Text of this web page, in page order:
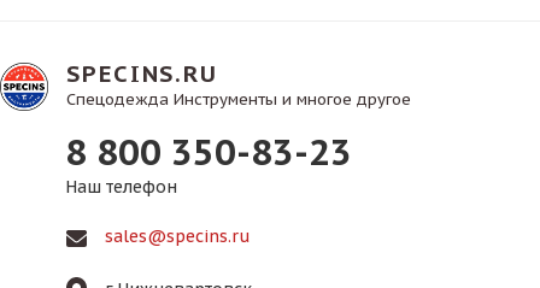
SPECINS.RU
Спецодежда Инструменты и многое другое
8 800 350-83-23
Наш телефон
sales@specins.ru